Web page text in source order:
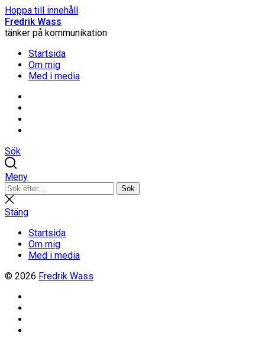
Hoppa till innehåll
Fredrik Wass
tänker på kommunikation
Startsida
Om mig
Med i media
Sök
Meny
Sök
efter:
Sök
Stäng
sökning
Stäng
Startsida
Om mig
Med i media
© 2026 Fredrik Wass